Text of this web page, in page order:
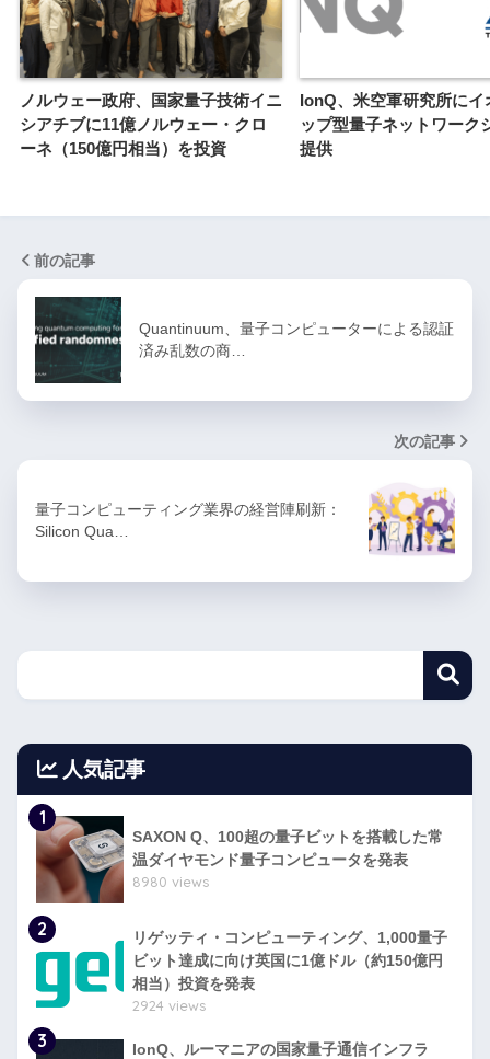
ノルウェー政府、国家量子技術イニ
シアチブに11億ノルウェー・クロ
ーネ（150億円相当）を投資
IonQ、米空軍研究所にイ
ップ型量子ネットワーク
提供
前の記事
Quantinuum、量子コンピューターによる認証
済み乱数の商…
次の記事
量子コンピューティング業界の経営陣刷新：
Silicon Qua…
人気記事
1
SAXON Q、100超の量子ビットを搭載した常
温ダイヤモンド量子コンピュータを発表
8980 views
2
リゲッティ・コンピューティング、1,000量子
ビット達成に向け英国に1億ドル（約150億円
相当）投資を発表
2924 views
3
IonQ、ルーマニアの国家量子通信インフラ